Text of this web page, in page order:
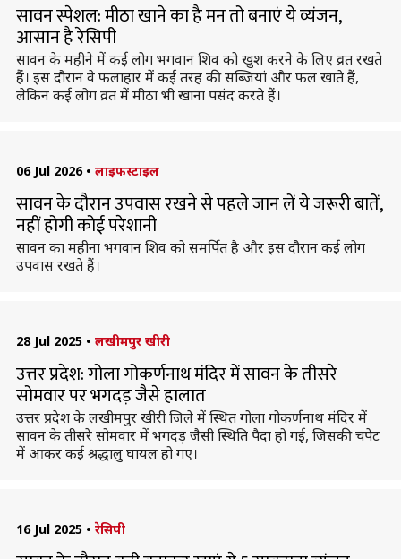
सावन स्पेशल: मीठा खाने का है मन तो बनाएं ये व्यंजन,
आसान है रेसिपी
सावन के महीने में कई लोग भगवान शिव को खुश करने के लिए व्रत रखते
हैं। इस दौरान वे फलाहार में कई तरह की सब्जियां और फल खाते हैं,
लेकिन कई लोग व्रत में मीठा भी खाना पसंद करते हैं।
06 Jul 2026 • लाइफस्टाइल
सावन के दौरान उपवास रखने से पहले जान लें ये जरूरी बातें,
नहीं होगी कोई परेशानी
सावन का महीना भगवान शिव को समर्पित है और इस दौरान कई लोग
उपवास रखते हैं।
28 Jul 2025 • लखीमपुर खीरी
उत्तर प्रदेश: गोला गोकर्णनाथ मंदिर में सावन के तीसरे
सोमवार पर भगदड़ जैसे हालात
उत्तर प्रदेश के लखीमपुर खीरी जिले में स्थित गोला गोकर्णनाथ मंदिर में
सावन के तीसरे सोमवार में भगदड़ जैसी स्थिति पैदा हो गई, जिसकी चपेट
में आकर कई श्रद्धालु घायल हो गए।
16 Jul 2025 • रेसिपी